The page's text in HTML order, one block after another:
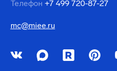
Телефон +7 499 720-87-27
mc@miee.ru